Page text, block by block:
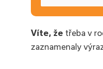
Víte, že třeba v
zaznamenaly